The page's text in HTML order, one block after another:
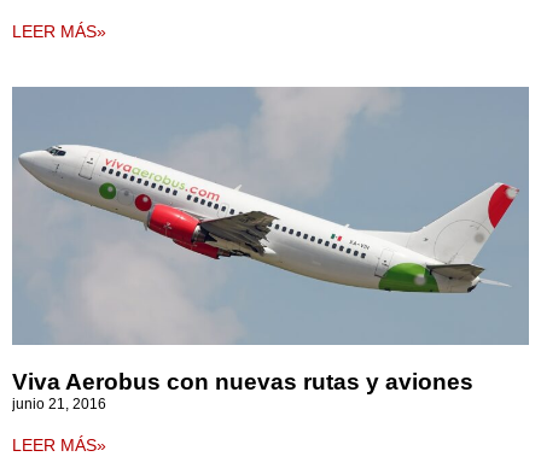
LEER MÁS»
Viva Aerobus con nuevas rutas y aviones
junio 21, 2016
LEER MÁS»